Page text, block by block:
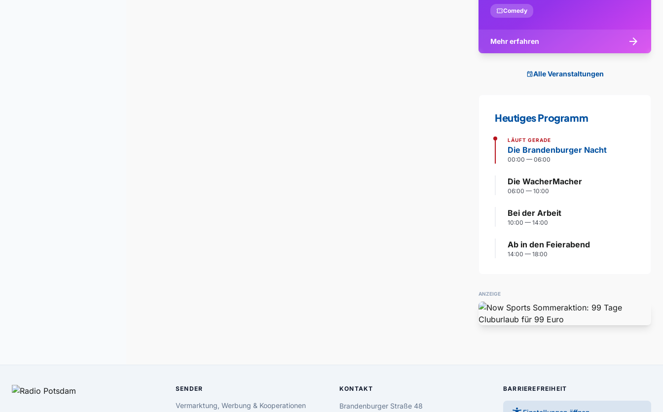
confirmation_numberComedy
Mehr erfahren arrow_forward
eventAlle Veranstaltungen
Heutiges Programm
LÄUFT GERADE
Die Brandenburger Nacht
00:00 — 06:00
Die WacherMacher
06:00 — 10:00
Bei der Arbeit
10:00 — 14:00
Ab in den Feierabend
14:00 — 18:00
ANZEIGE
SENDER
Vermarktung, Werbung & Kooperationen
KONTAKT
Brandenburger Straße 48
BARRIEREFREIHEIT